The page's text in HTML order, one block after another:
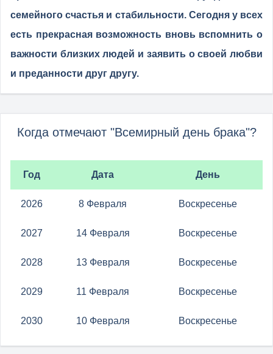
семейного счастья и стабильности. Сегодня у всех
есть прекрасная возможность вновь вспомнить о
важности близких людей и заявить о своей любви
и преданности друг другу.
Когда отмечают "Всемирный день брака"?
Год Дата День
2026 8 Февраля Воскресенье
2027 14 Февраля Воскресенье
2028 13 Февраля Воскресенье
2029 11 Февраля Воскресенье
2030 10 Февраля Воскресенье